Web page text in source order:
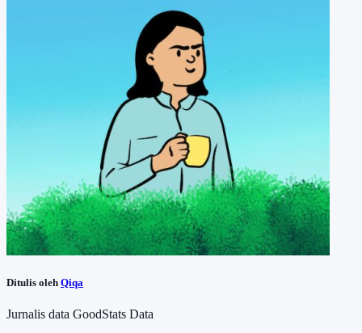
Ditulis oleh Qiqa
Jurnalis data GoodStats Data